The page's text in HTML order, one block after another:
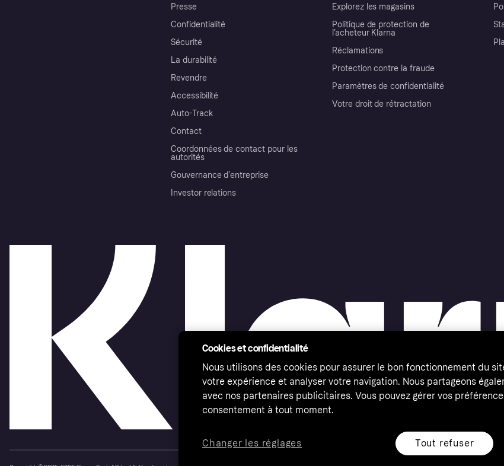
Presse
Confidentialité
Sécurité
La durabilité
Revendre
Accessibilité
Auto-Track
Contact
Coordonnées de contact pour les
autorités
Gouvernance d’entreprise
Investor relations
Explorez les magasins
Politique de protection de
l’acheteur Klarna
Réclamations
Protection contre la fraude
Paramètres de confidentialité
Votre droit de rétractation
Cookies et confidentialité
Nous utilisons des cookies pour assurer le bon fonctionnement du
votre expérience et analyser votre navigation. Nous partageons
avec nos partenaires publicitaires. Vous pouvez gérer vos
consentement à tout moment.
Tout refuser
Changer les réglages